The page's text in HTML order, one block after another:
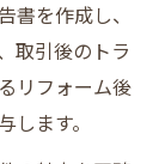
きたいポイ
定ポイン
書を作成し、
取引後のトラ
リフォーム後
ます。